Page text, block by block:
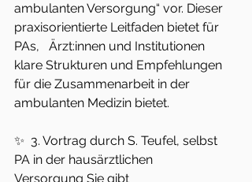
ambulanten Versorgung“ vor. Dieser
praxisorientierte Leitfaden bietet für
PAs,   Ärzt:innen und Institutionen
klare Strukturen und Empfehlungen
für die Zusammenarbeit in der
ambulanten Medizin bietet.
✨  3. Vortrag durch S. Teufel, selbst
PA in der hausärztlichen
Versorgung Sie gibt